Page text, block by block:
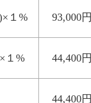
１% 93,000円
１% 44,400円
44,400円